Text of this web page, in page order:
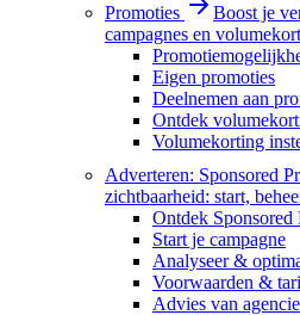
Promoties
Boost je
campagnes en
Eigen promoties
Deelnemen aan
Ontdek
Volumekorting
Adverteren: Sponsored
zichtbaarheid: start,
Ontdek Sponsored
Start je campagne
Analyseer &
Voorwaarden &
Advies van